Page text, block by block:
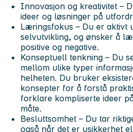
Innovasjon og kreativitet –
ideer og løsninger på
Læringsfokus – Du er aktivt
selvutvikling, og ønsker å
positive og negative.
Konseptuell tenkning – Du
mellom ulike typer
helheten. Du bruker
konsepter for å forstå
forklare kompliserte ideer
måte.
Besluttsomhet – Du tar
også når det er usikkerhet